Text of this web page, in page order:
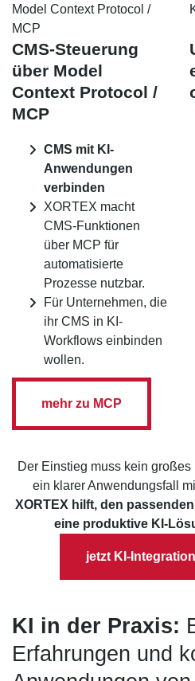
CMS-Steuerung
über Model
Context Protocol /
MCP
CMS mit KI-
Anwendungen
verbinden
XORTEX macht
CMS-Funktionen
über MCP für
automatisierte
Prozesse nutzbar.
Für Unternehmen, die
ihr CMS in KI-
Workflows einbinden
wollen.
mehr zu MCP
Der Einstieg muss kein
ein klarer Anwendungsfall
XORTEX hilft, den
eine produktive KI-
jetzt KI-
KI in der Praxis:
Erfahrungen und